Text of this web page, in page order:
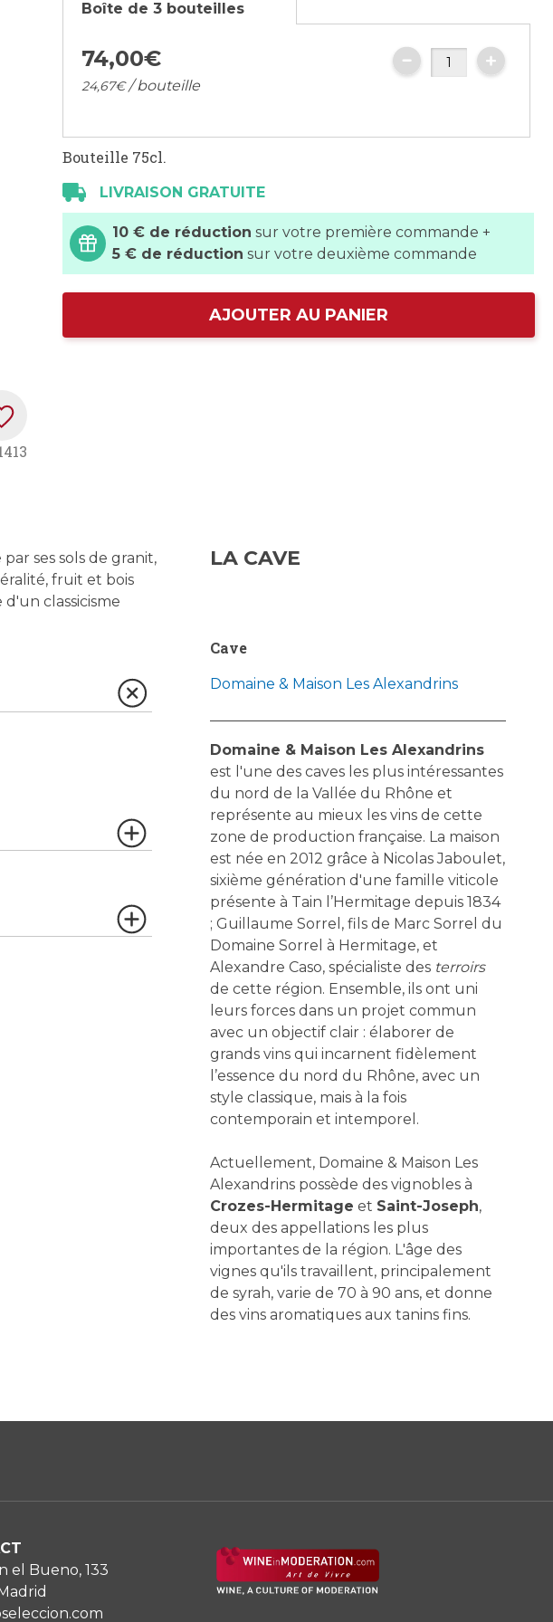
Boîte de 3 bouteilles
74,00€
24,67€/ bouteille
Bouteille 75cl.
LIVRAISON GRATUITE
10 € de réduction sur votre première commande +
5 € de réduction sur votre deuxième commande
AJOUTER AU PANIER
ses sols de granit,
fruit et bois
classicisme
LA CAVE
Cave
Domaine & Maison Les Alexandrins
Domaine & Maison Les Alexandrins
est l'une des caves les plus intéressantes
du nord de la Vallée du Rhône et
représente au mieux les vins de cette
zone de production française. La maison
est née en 2012 grâce à Nicolas Jaboulet,
sixième génération d'une famille viticole
présente à Tain l’Hermitage depuis 1834
; Guillaume Sorrel, fils de Marc Sorrel du
Domaine Sorrel à Hermitage, et
Alexandre Caso, spécialiste des terroirs
de cette région. Ensemble, ils ont uni
leurs forces dans un projet commun
avec un objectif clair : élaborer de
grands vins qui incarnent fidèlement
l’essence du nord du Rhône, avec un
style classique, mais à la fois
contemporain et intemporel.
Actuellement, Domaine & Maison Les
Alexandrins possède des vignobles à
Crozes-Hermitage et Saint-Joseph,
deux des appellations les plus
importantes de la région. L'âge des
vignes qu'ils travaillent, principalement
de syrah, varie de 70 à 90 ans, et donne
des vins aromatiques aux tanins fins.
el Bueno, 133